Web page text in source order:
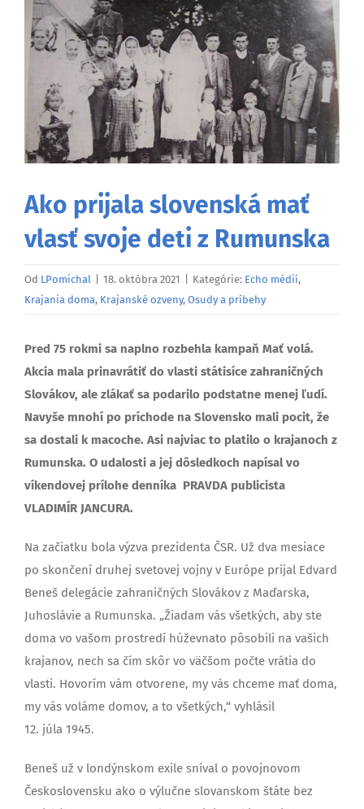
väčší
obrázok
Ako prijala slovenská mať
vlasť svoje deti z Rumunska
Od LPomichal 18. októbra 2021 Kategórie: Echo médií,
Krajania doma, Krajanské ozveny, Osudy a príbehy
Pred 75 rokmi sa naplno rozbehla kampaň Mať volá.
Akcia mala prinavrátiť do vlasti státisíce zahraničných
Slovákov, ale zlákať sa podarilo podstatne menej ľudí.
Navyše mnohí po príchode na Slovensko mali pocit, že
sa dostali k macoche. Asi najviac to platilo o krajanoch z
Rumunska. O udalosti a jej dôsledkoch napísal vo
víkendovej prílohe denníka PRAVDA publicista
VLADIMÍR JANCURA.
Na začiatku bola výzva prezidenta ČSR. Už dva mesiace
po skončení druhej svetovej vojny v Európe prijal Edvard
Beneš delegácie zahraničných Slovákov z Maďarska,
Juhoslávie a Rumunska. „Žiadam vás všetkých, aby ste
doma vo vašom prostredí húževnato pôsobili na vašich
krajanov, nech sa čím skôr vo väčšom počte vrátia do
vlasti. Hovorím vám otvorene, my vás chceme mať doma,
my vás voláme domov, a to všetkých,“ vyhlásil
12. júla 1945.
Beneš už v londýnskom exile sníval o povojnovom
Československu ako o výlučne slovanskom štáte bez